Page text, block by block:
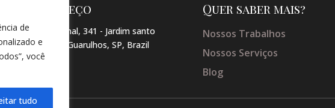
de
e
você
tudo
Endereço
Av Marginal, 341 - Jardim santo
Afonso , Guarulhos, SP, Brazil
Quer saber mais?
Nossos Trabalhos
Nossos Serviços
Blog